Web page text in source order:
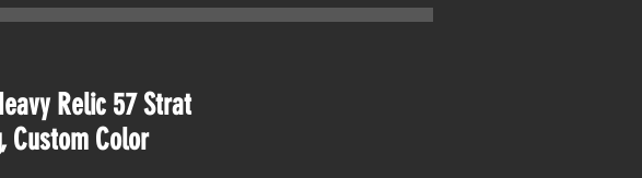
Relic 57 Strat
Custom Color